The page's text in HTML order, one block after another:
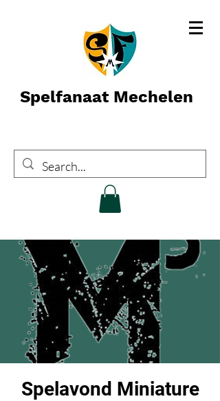
Spelfanaat Mechelen
Spelavond Miniature